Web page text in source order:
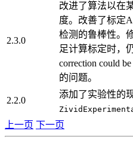
2.3.0
改进了算法以在
度。改善了标定
检测的鲁棒性。
足计算标定时，
correction could
的问题。
2.2.0
添加了实验性的
上一页 下一页